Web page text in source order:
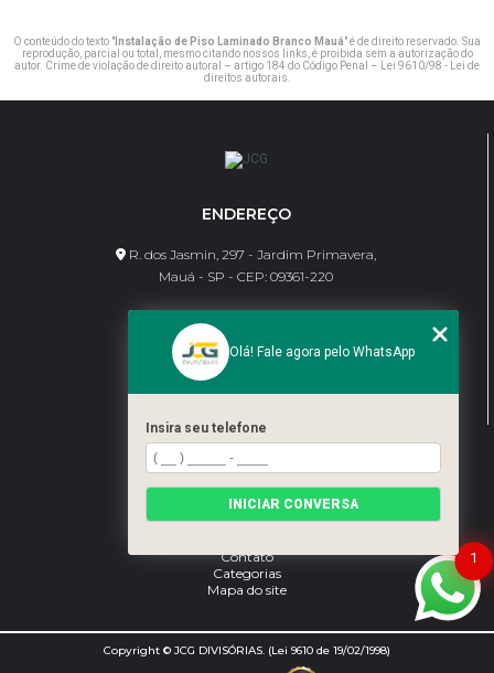
O conteúdo do texto " Instalação de Piso Laminado Branco Mauá" é de direito reservado. Sua
reprodução, parcial ou total, mesmo citando nossos links, é proibida sem a autorização do
autor. Crime de violação de direito autoral – artigo 184 do Código Penal –
Lei 9610/98 - Lei de
direitos autorais
ENDEREÇO
R. dos Jasmin, 297 - Jardim Primavera,
Mauá - SP - CEP: 09361-220
CONTATO
(11) 95462-8630
bene@jcgdivisorias.com
Home
Sobre Nós
Serviços
Contato
Categorias
Mapa do site
Copyright © JCG DIVISÓRIAS. (Lei 9610 de 19/02/1998)
1
Olá! Fale agora pelo WhatsApp
Insira seu telefone
INICIAR CONVERSA